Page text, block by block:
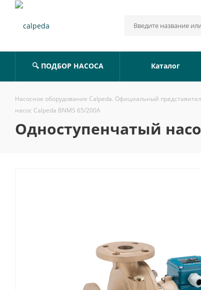
🔍 ПОДБОР НАСОСА Каталог
Насосное оборудование Calpeda. Официальный
насос Calpeda BNMS 65/200A
Одноступенчатый